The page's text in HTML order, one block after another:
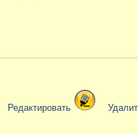
Редактировать